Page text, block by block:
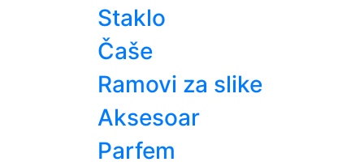
Staklo
Čaše
Ramovi za slike
Aksesoar
Parfem